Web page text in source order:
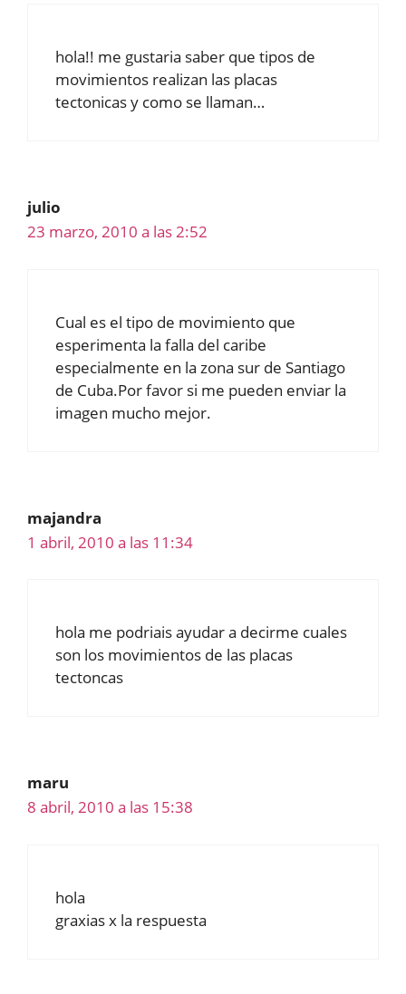
hola!! me gustaria saber que tipos de
movimientos realizan las placas
tectonicas y como se llaman…
julio
23 marzo, 2010 a las 2:52
Cual es el tipo de movimiento que
esperimenta la falla del caribe
especialmente en la zona sur de Santiago
de Cuba.Por favor si me pueden enviar la
imagen mucho mejor.
majandra
1 abril, 2010 a las 11:34
hola me podriais ayudar a decirme cuales
son los movimientos de las placas
tectoncas
maru
8 abril, 2010 a las 15:38
hola
graxias x la respuesta